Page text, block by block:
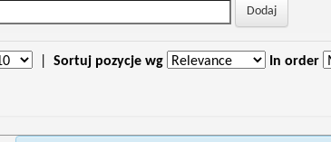
Sortuj pozycje wg In order